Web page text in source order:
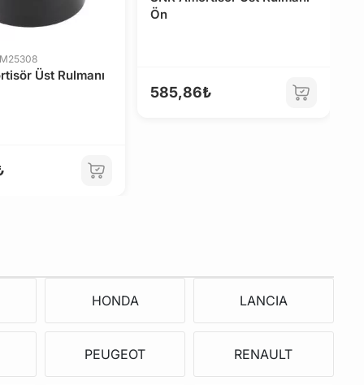
Üst Rulmanı
Ön
585,86₺
HONDA LANCIA
PEUGEOT RENAULT